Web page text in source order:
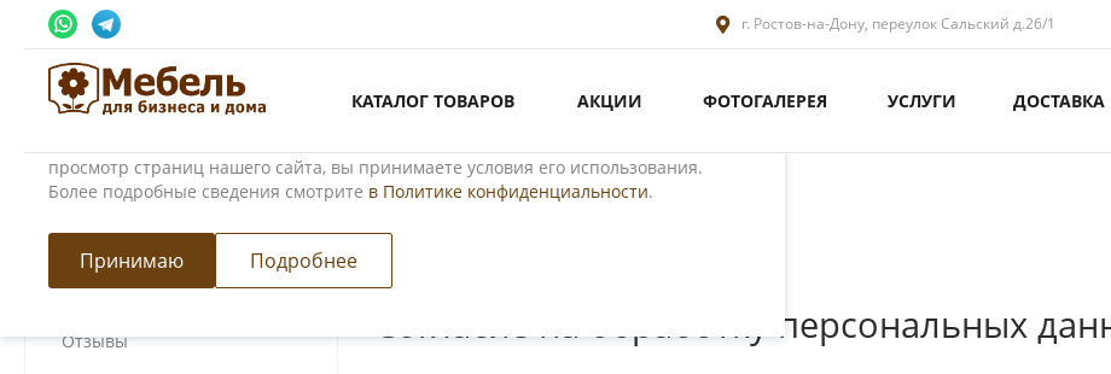
Использование файлов Cookie
Мы используем файлы cookie, разработанные нашими специалистами и
просмотр страниц нашего сайта, вы принимаете условия его использования.
Более подробные сведения смотрите в Политике конфиденциальности.
Принимаю Подробнее
г. Ростов-на-Дону, переулок Сальский д.26/1
КАТАЛОГ ТОВАРОВ АКЦИИ ФОТОГАЛЕРЕЯ УСЛУГИ ДОСТАВКА
Главная / О компании / Политика конфиденциальности
Политика конфиденциальности
Отзывы Согласие на обработку персональных